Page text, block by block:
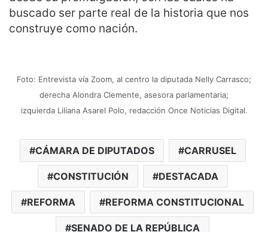
buscado ser parte real de la historia que nos
construye como nación.
Foto: Entrevista vía Zoom, al centro la diputada Nelly Carrasco;
derecha Alondra Clemente, asesora parlamentaria;
izquierda Liliana Asarel Polo, redacción Once Noticias Digital.
CÁMARA DE DIPUTADOS CARRUSEL
CONSTITUCIÓN DESTACADA
REFORMA REFORMA CONSTITUCIONAL
SENADO DE LA REPÚBLICA